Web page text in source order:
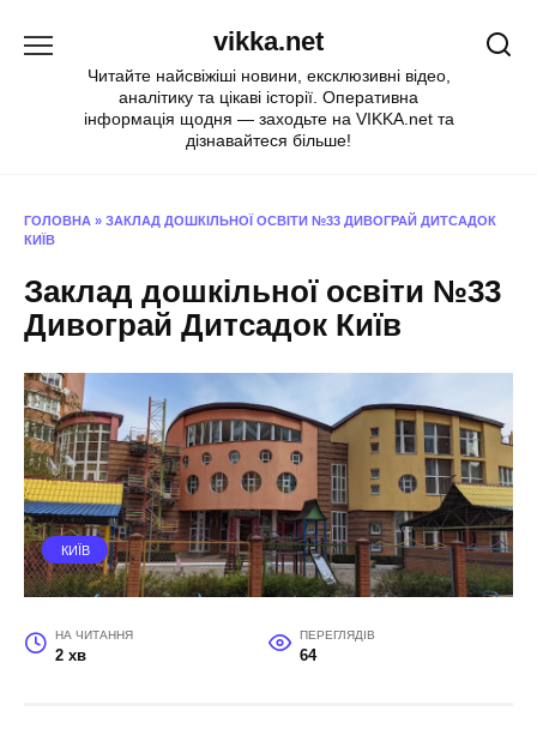
vikka.net
Читайте найсвіжіші новини, ексклюзивні відео,
аналітику та цікаві історії. Оперативна
інформація щодня — заходьте на VIKKA.net та
дізнавайтеся більше!
ГОЛОВНА » ЗАКЛАД ДОШКІЛЬНОЇ ОСВІТИ №33 ДИВОГРАЙ ДИТСАДОК
КИЇВ
Заклад дошкільної освіти №33
Дивограй Дитсадок Київ
КИЇВ
НА ЧИТАННЯ
2 хв
ПЕРЕГЛЯДІВ
64